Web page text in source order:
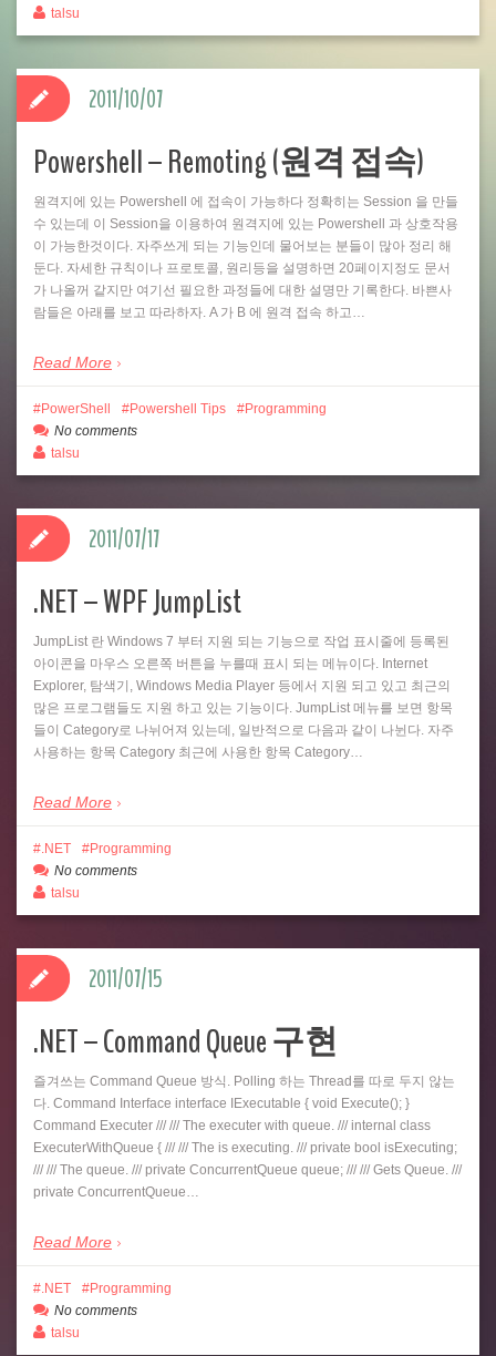
talsu
Powershell – Remoting (원격 접속)
원격지에 있는 Powershell 에 접속이 가능하다 정확히는 Session 을 만들
수 있는데 이 Session을 이용하여 원격지에 있는 Powershell 과 상호작용
이 가능한것이다. 자주쓰게 되는 기능인데 물어보는 분들이 많아 정리 해
둔다. 자세한 규칙이나 프로토콜, 원리등을 설명하면 20페이지정도 문서
가 나올꺼 같지만 여기선 필요한 과정들에 대한 설명만 기록한다. 바쁜사
람들은 아래를 보고 따라하자. A 가 B 에 원격 접속 하고…
Read More
2011/10/07
PowerShell Powershell Tips
Programming
No comments
talsu
.NET – WPF JumpList
JumpList 란 Windows 7 부터 지원 되는 기능으로 작업 표시줄에 등록된
아이콘을 마우스 오른쪽 버튼을 누를때 표시 되는 메뉴이다. Internet
Explorer, 탐색기, Windows Media Player 등에서 지원 되고 있고 최근의
많은 프로그램들도 지원 하고 있는 기능이다. JumpList 메뉴를 보면 항목
들이 Category로 나뉘어져 있는데, 일반적으로 다음과 같이 나뉜다. 자주
사용하는 항목 Category 최근에 사용한 항목 Category…
Read More
2011/07/17
.NET
Programming
No comments
talsu
.NET – Command Queue 구현
즐겨쓰는 Command Queue 방식. Polling 하는 Thread를 따로 두지 않는
다. Command Interface interface IExecutable { void Execute(); }
Command Executer /// /// The executer with queue. /// internal class
ExecuterWithQueue { /// /// The is executing. /// private bool isExecuting;
/// /// The queue. /// private ConcurrentQueue queue; /// /// Gets Queue. ///
private ConcurrentQueue…
Read More
2011/07/15
.NET
Programming
No comments
talsu